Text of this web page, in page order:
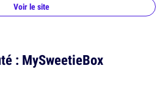
Voir le site
: MySweetieBox